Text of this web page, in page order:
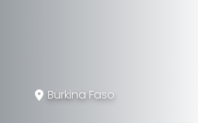
Burkina Faso